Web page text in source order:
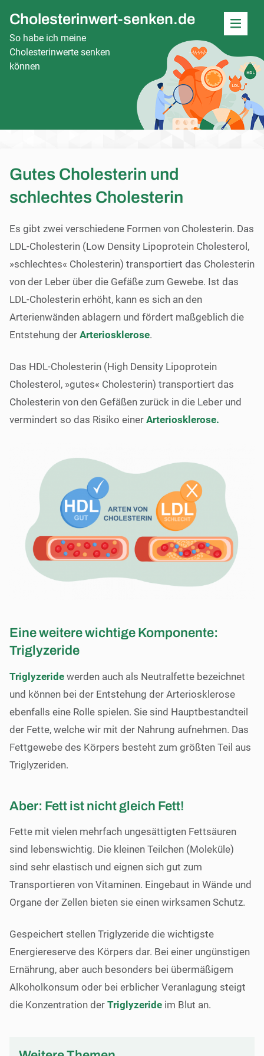
Cholesterinwert-senken.de
So habe ich meine
Cholesterinwerte senken
können
Gutes Cholesterin und
schlechtes Cholesterin
Es gibt zwei verschiedene Formen von Cholesterin. Das
LDL-Cholesterin (Low Density Lipoprotein Cholesterol,
»schlechtes« Cholesterin) transportiert das Cholesterin
von der Leber über die Gefäße zum Gewebe. Ist das
LDL-Cholesterin erhöht, kann es sich an den
Arterienwänden ablagern und fördert maßgeblich die
Entstehung der Arteriosklerose.
Das HDL-Cholesterin (High Density Lipoprotein
Cholesterol, »gutes« Cholesterin) transportiert das
Cholesterin von den Gefäßen zurück in die Leber und
vermindert so das Risiko einer Arteriosklerose.
Eine weitere wichtige Komponente:
Triglyzeride
Triglyzeride werden auch als Neutralfette bezeichnet
und können bei der Entstehung der Arteriosklerose
ebenfalls eine Rolle spielen. Sie sind Hauptbestandteil
der Fette, welche wir mit der Nahrung aufnehmen. Das
Fettgewebe des Körpers besteht zum größten Teil aus
Triglyzeriden.
Aber: Fett ist nicht gleich Fett!
Fette mit vielen mehrfach ungesättigten Fettsäuren
sind lebenswichtig. Die kleinen Teilchen (Moleküle)
sind sehr elastisch und eignen sich gut zum
Transportieren von Vitaminen. Eingebaut in Wände und
Organe der Zellen bieten sie einen wirksamen Schutz.
Gespeichert stellen Triglyzeride die wichtigste
Energiereserve des Körpers dar. Bei einer ungünstigen
Ernährung, aber auch besonders bei übermäßigem
Alkoholkonsum oder bei erblicher Veranlagung steigt
die Konzentration der Triglyzeride im Blut an.